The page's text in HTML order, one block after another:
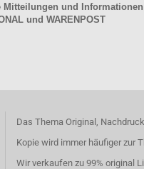
und Informationen
und WARENPOST
Das Thema Original,
Kopie wird immer häufiger zur
Wir verkaufen zu 99% original